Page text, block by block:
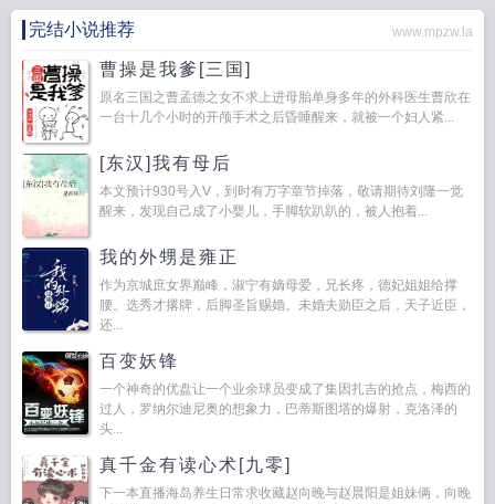
完结小说推荐 www.mpzw.la
曹操是我爹[三国]
原名三国之曹孟德之女不求上进母胎单身多年的外科医生曹欣在
一台十几个小时的开颅手术之后昏睡醒来，就被一个妇人紧...
[东汉]我有母后
本文预计930号入V，到时有万字章节掉落，敬请期待刘隆一觉
醒来，发现自己成了小婴儿，手脚软趴趴的，被人抱着...
我的外甥是雍正
作为京城庶女界巅峰，淑宁有嫡母爱，兄长疼，德妃姐姐给撑
腰。选秀才撂牌，后脚圣旨赐婚。未婚夫勋臣之后，天子近臣，
还...
百变妖锋
一个神奇的优盘让一个业余球员变成了集因扎吉的抢点，梅西的
过人，罗纳尔迪尼奥的想象力，巴蒂斯图塔的爆射，克洛泽的
头...
真千金有读心术[九零]
下一本直播海岛养生日常求收藏赵向晚与赵晨阳是姐妹俩，向晚